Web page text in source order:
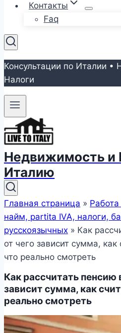
Контакты
Faq
Консультации по Италии
Налоги
Недвижимость и
Италию
Главная страница »
найм, partita IVA, налоги,
русскоязычных » Как
от чего зависит сумма, как
что реально смотреть
Как рассчитать пенсию
зависит сумма, как
реально смотреть